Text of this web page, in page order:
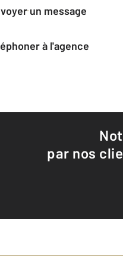
un message
à l'agence
par nos